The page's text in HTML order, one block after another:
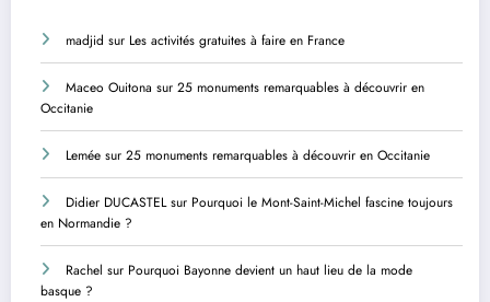
madjid sur Les activités gratuites à faire en France
Maceo Ouitona sur 25 monuments remarquables à découvrir en
Occitanie
Lemée sur 25 monuments remarquables à découvrir en Occitanie
Didier DUCASTELsur Pourquoi le Mont-Saint-Michel fascine toujours
en Normandie ?
Rachel sur Pourquoi Bayonne devient un haut lieu de la mode
basque ?